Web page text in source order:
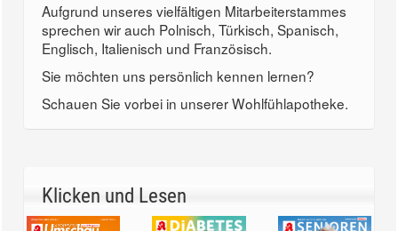
Aufgrund unseres vielfältigen Mitarbeiterstammes
sprechen wir auch Polnisch, Türkisch, Spanisch,
Englisch, Italienisch und Französisch.
Sie möchten uns persönlich kennen lernen?
Schauen Sie vorbei in unserer Wohlfühlapotheke.
Klicken und Lesen